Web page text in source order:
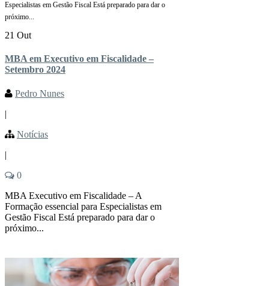
Especialistas em Gestão Fiscal Está preparado para dar o
próximo...
21 Out
MBA em Executivo em Fiscalidade –
Setembro 2024
Pedro Nunes
|
Notícias
|
0
MBA Executivo em Fiscalidade – A
Formação essencial para Especialistas em
Gestão Fiscal Está preparado para dar o
próximo...